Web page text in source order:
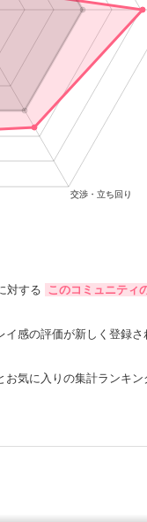
対する このコミュニティ
感の評価が新しく登録
気に入りの集計ランキン